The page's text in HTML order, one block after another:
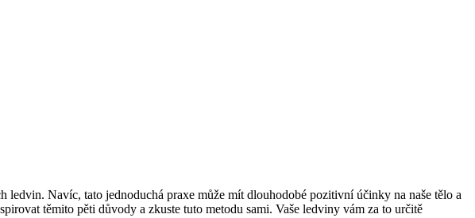
ledvin. Navíc, tato jednoduchá praxe může mít dlouhodobé pozitivní účinky na naše tělo a
těmito pěti důvody a zkuste tuto metodu sami. Vaše ledviny vám za to určitě